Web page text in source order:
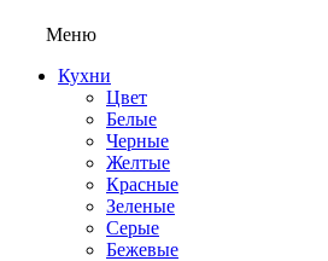
Меню
Кухни
Цвет
Белые
Черные
Желтые
Красные
Зеленые
Серые
Бежевые